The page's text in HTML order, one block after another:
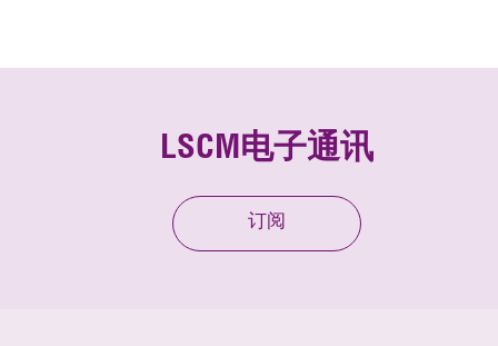
LSCM电子通讯
订阅